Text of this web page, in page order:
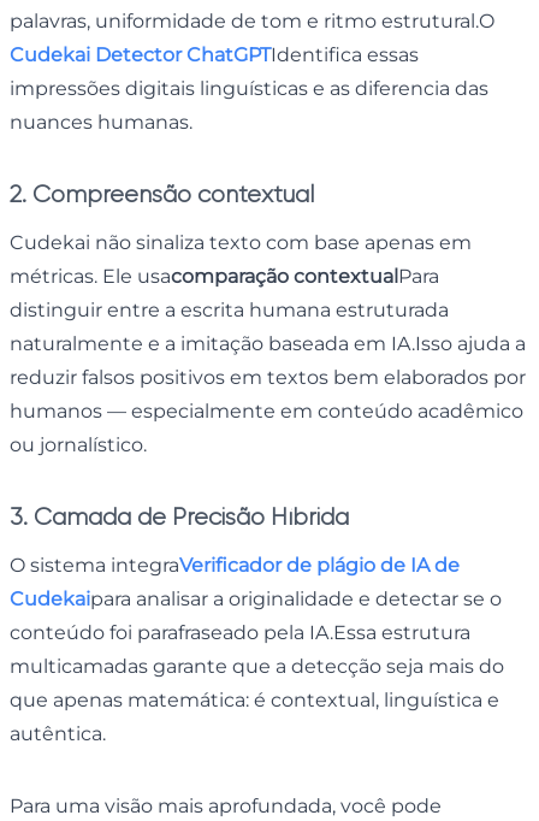
palavras, uniformidade de tom e ritmo estrutural.O
Cudekai Detector ChatGPTIdentifica essas
impressões digitais linguísticas e as diferencia das
nuances humanas.
2. Compreensão contextual
Cudekai não sinaliza texto com base apenas em
métricas. Ele usacomparação contextualPara
distinguir entre a escrita humana estruturada
naturalmente e a imitação baseada em IA.Isso ajuda a
reduzir falsos positivos em textos bem elaborados por
humanos — especialmente em conteúdo acadêmico
ou jornalístico.
3. Camada de Precisão Híbrida
O sistema integraVerificador de plágio de IA de
Cudekaipara analisar a originalidade e detectar se o
conteúdo foi parafraseado pela IA.Essa estrutura
multicamadas garante que a detecção seja mais do
que apenas matemática: é contextual, linguística e
autêntica.
Para uma visão mais aprofundada, você pode